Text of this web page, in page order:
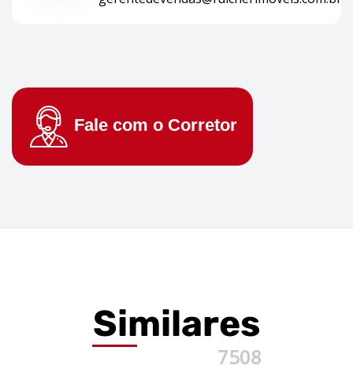
Fale com o Corretor
Similares
7508